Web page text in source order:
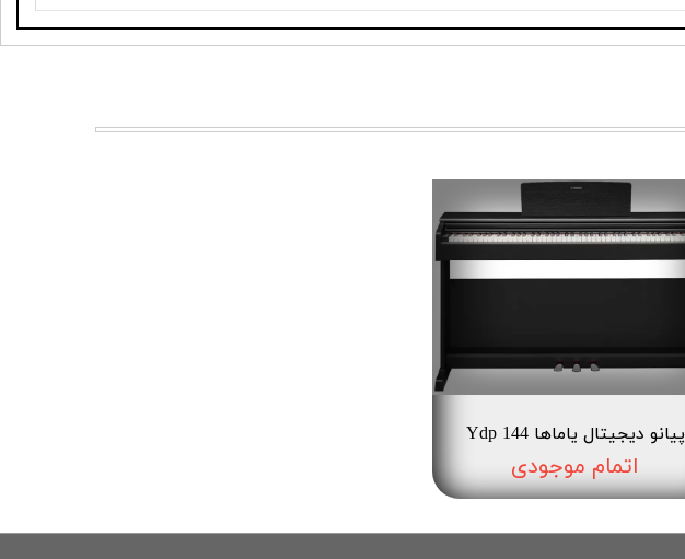
پیانو دیجیتال یاماها Ydp 144
اتمام موجودی